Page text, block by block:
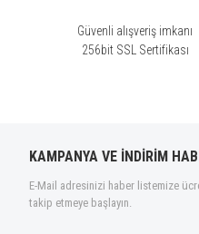
Güvenli alışveriş imkanı
256bit SSL Sertifikası
KAMPANYA VE İNDİRİM
E-Mail adresinizi haber listemize
takip etmeye başlayın.